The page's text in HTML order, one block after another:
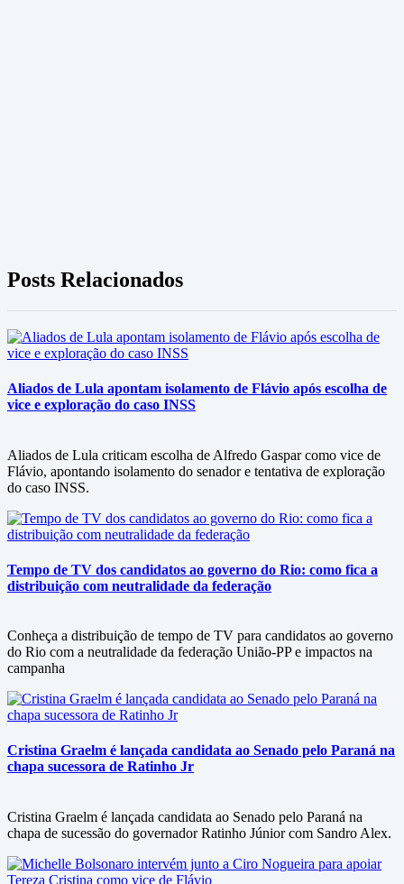
Posts Relacionados
Aliados de Lula apontam isolamento de Flávio após escolha de
vice e exploração do caso INSS
Aliados de Lula criticam escolha de Alfredo Gaspar como vice de
Flávio, apontando isolamento do senador e tentativa de exploração
do caso INSS.
Tempo de TV dos candidatos ao governo do Rio: como fica a
distribuição com neutralidade da federação
Conheça a distribuição de tempo de TV para candidatos ao governo
do Rio com a neutralidade da federação União-PP e impactos na
campanha
Cristina Graelm é lançada candidata ao Senado pelo Paraná na
chapa sucessora de Ratinho Jr
Cristina Graelm é lançada candidata ao Senado pelo Paraná na
chapa de sucessão do governador Ratinho Júnior com Sandro Alex.